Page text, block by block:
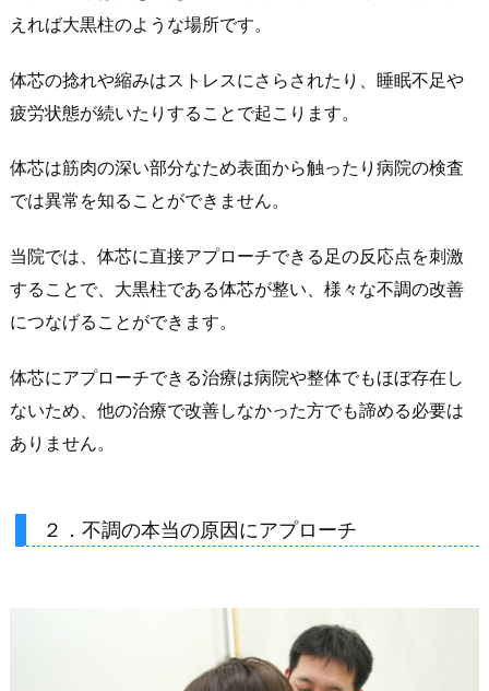
えれば大黒柱のような場所です。
体芯の捻れや縮みはストレスにさらされたり、睡眠不足や
疲労状態が続いたりすることで起こります。
体芯は筋肉の深い部分なため表面から触ったり病院の検査
では異常を知ることができません。
当院では、体芯に直接アプローチできる足の反応点を刺激
することで、大黒柱である体芯が整い、様々な不調の改善
につなげることができます。
体芯にアプローチできる治療は病院や整体でもほぼ存在し
ないため、他の治療で改善しなかった方でも諦める必要は
ありません。
２．不調の本当の原因にアプローチ